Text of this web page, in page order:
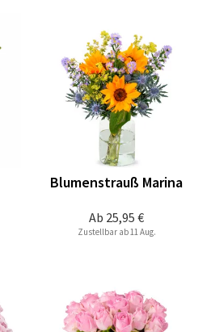
Ab 25,95 €
Blumenstrauß Marina
Zustellbar ab 11 Aug.